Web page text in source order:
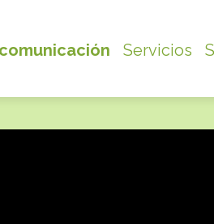
Servicios